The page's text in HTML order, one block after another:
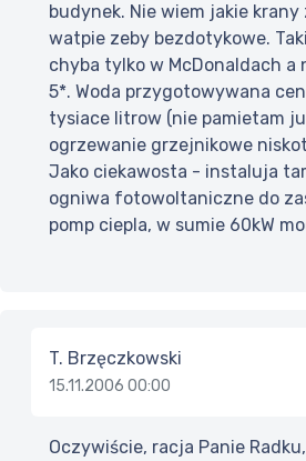
budynek. Nie wiem jakie
watpie zeby bezdotykowe.
chyba tylko w McDonaldach a
5*. Woda przygotowywana
tysiace litrow (nie pamietam
ogrzewanie grzejnikowe
Jako ciekawosta - instaluja
ogniwa fotowoltaniczne do
pomp ciepla, w sumie 60kW
T. Brzęczkowski
15.11.2006 00:00
Oczywiście, racja Panie